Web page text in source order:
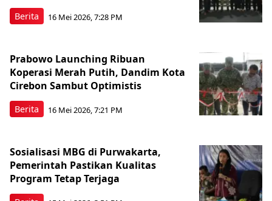
Berita 16 Mei 2026, 7:28 PM
Berita
Prabowo Launching Ribuan
Koperasi Merah Putih, Dandim Kota
Cirebon Sambut Optimistis
16 Mei 2026, 7:21 PM
Sosialisasi MBG di Purwakarta,
Pemerintah Pastikan Kualitas
Program Tetap Terjaga